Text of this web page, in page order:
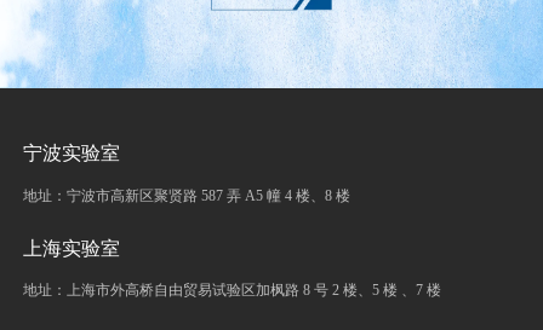
宁波实验室
地址：宁波市高新区聚贤路 587 弄 A5 幢 4 楼、8 楼
上海实验室
地址：上海市外高桥自由贸易试验区加枫路 8 号 2 楼、5 楼 、7 楼